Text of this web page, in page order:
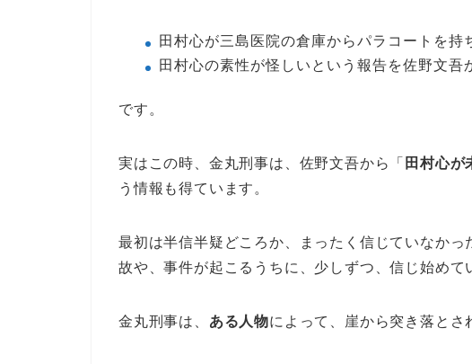
田村心が三島医院の倉庫からパラコートを持
田村心の素性が怪しいという報告を佐野文吾
です。
実はこの時、金丸刑事は、佐野文吾から「 田村心が
う情報も得ています。
最初は半信半疑どころか、まったく信じていなか
故や、事件が起こるうちに、少しずつ、信じ始めて
金丸刑事は、 ある人物によって、崖から突き落とさ